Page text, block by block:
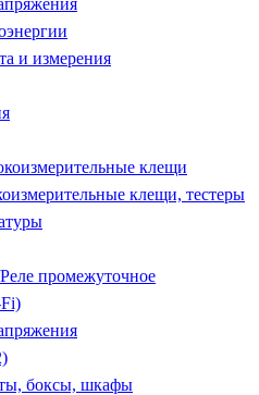
и измерения
клещи
клещи, тестеры
промежуточное
боксы, шкафы